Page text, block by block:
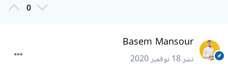
0
Basem Mansour
نشر18 نوفمبر 2020